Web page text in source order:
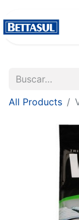
All Products